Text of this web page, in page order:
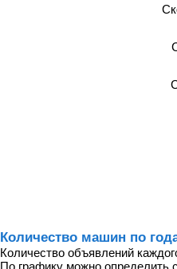
Количество машин по
Количество объявлений
По графику можно определить